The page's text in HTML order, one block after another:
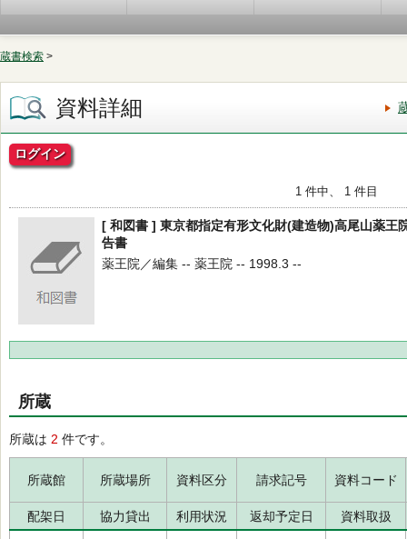
蔵書検索 >
資料詳細
ログイン
1 件中、 1 件目
[ 和図書 ] 東京都指定有形文化財(建造物)高尾山薬王
告書
薬王院／編集 -- 薬王院 -- 1998.3 --
所蔵
所蔵は 2 件です。
所蔵館 所蔵場所 資料区分 請求記号 資料コード
配架日 協力貸出 利用状況 返却予定日 資料取扱